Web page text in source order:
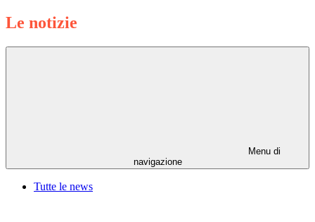
Le notizie
Menu di
navigazione
Tutte le news